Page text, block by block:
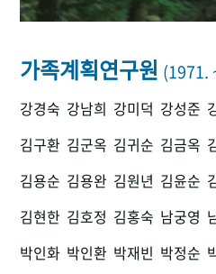
가족계획연구원 (1971.
강경숙 강남희 강미덕 강성준
김구환 김군옥 김귀순 김금옥
김용순 김용완 김원년 김윤순
김현한 김호정 김홍숙 남궁영
박인화 박인환 박재빈 박정순